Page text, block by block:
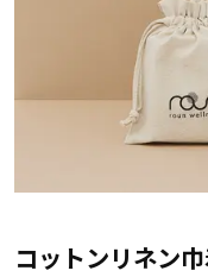
コットンリネン